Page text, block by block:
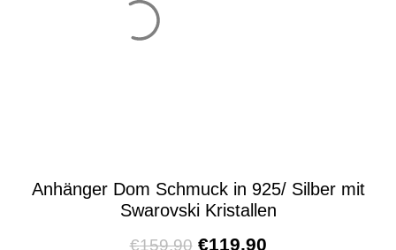
Anhänger Dom Schmuck in 925/ Silber mit
Swarovski Kristallen
€159,90 €119,90